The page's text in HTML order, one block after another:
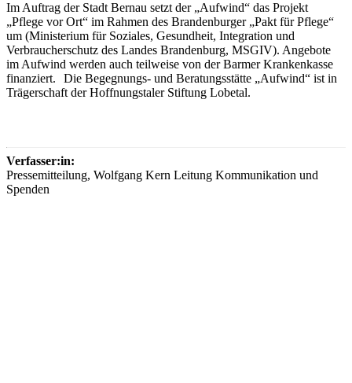
Im Auftrag der Stadt Bernau setzt der „Aufwind“ das Projekt
„Pflege vor Ort“ im Rahmen des Brandenburger „Pakt für Pflege“
um (Ministerium für Soziales, Gesundheit, Integration und
Verbraucherschutz des Landes Brandenburg, MSGIV). Angebote
im Aufwind werden auch teilweise von der Barmer Krankenkasse
finanziert. Die Begegnungs- und Beratungsstätte „Aufwind“ ist in
Trägerschaft der Hoffnungstaler Stiftung Lobetal.
Verfasser:in:
Pressemitteilung, Wolfgang Kern Leitung Kommunikation und
Spenden